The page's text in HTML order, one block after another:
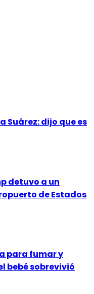
Suárez: dijo que es
detuvo a un
de Estados
para fumar y
bebé sobrevivió